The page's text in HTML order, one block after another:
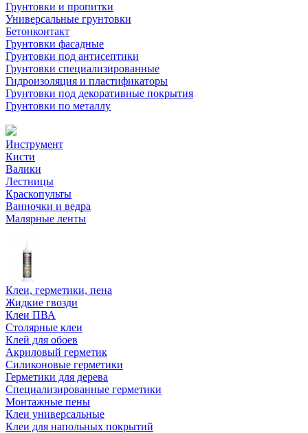
Грунтовки и пропитки
Универсальные грунтовки
Бетонконтакт
Грунтовки фасадные
Грунтовки под антисептики
Грунтовки специализированные
Гидроизоляция и пластификаторы
Грунтовки под декоративные покрытия
Грунтовки по металлу
Инструмент
Кисти
Валики
Лестницы
Краскопульты
Ванночки и ведра
Малярные ленты
Клеи, герметики, пена
Жидкие гвозди
Клеи ПВА
Столярные клеи
Клей для обоев
Акриловый герметик
Силиконовые герметики
Герметики для дерева
Специализированные герметики
Монтажные пены
Клеи универсальные
Клеи для напольных покрытий